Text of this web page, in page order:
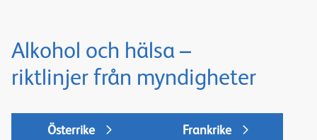
Alkohol och hälsa –
riktlinjer från myndigheter
Österrike Frankrike